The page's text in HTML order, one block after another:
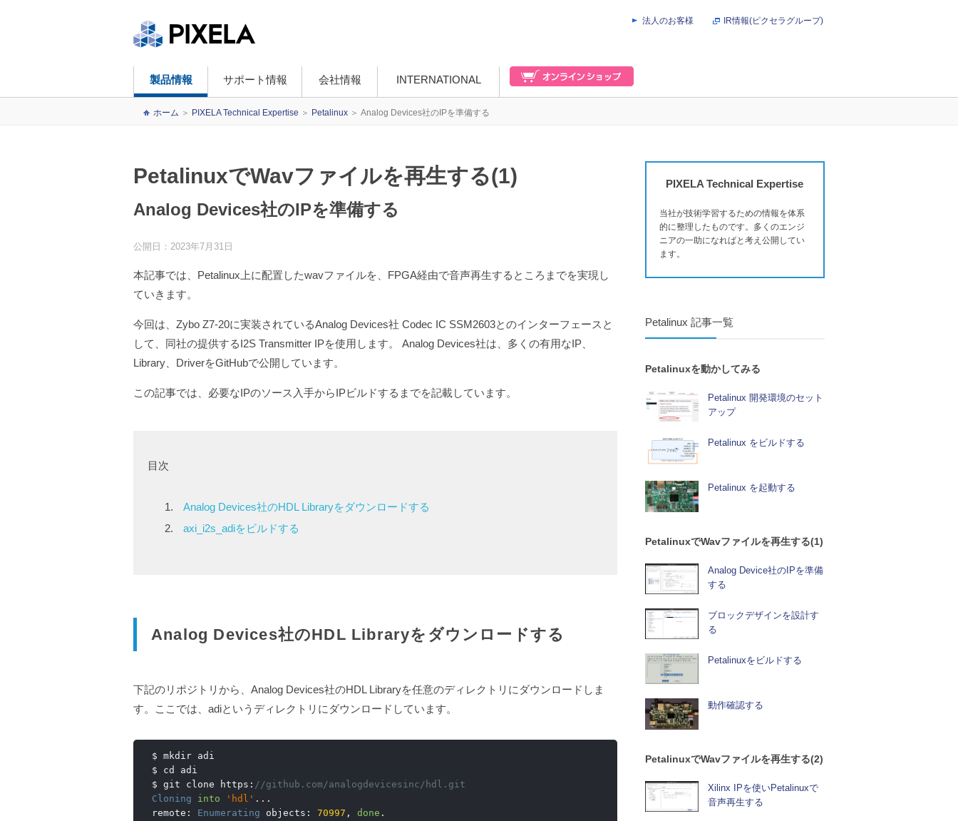
法人のお客様 IR情報(ピクセラグループ)
製品情報 サポート情報 会社情報 INTERNATIONAL
ホーム ＞ PIXELA Technical Expertise ＞ Petalinux ＞ Analog Devices社のIPを準備する
PetalinuxでWavファイルを再生する(1)
Analog Devices社のIPを準備する
公開日：2023年7月31日
本記事では、Petalinux上に配置したwavファイルを、FPGA経由で音声再生するところまでを実現し
ていきます。
今回は、Zybo Z7-20に実装されているAnalog Devices社 Codec IC SSM2603とのインターフェースと
して、同社の提供するI2S Transmitter IPを使用します。 Analog Devices社は、多くの有用なIP、
Library、DriverをGitHubで公開しています。
この記事では、必要なIPのソース入手からIPビルドするまでを記載しています。
目次
Analog Devices社のHDL Libraryをダウンロードする
axi_i2s_adiをビルドする
Analog Devices社のHDL Libraryをダウンロードする
下記のリポジトリから、Analog Devices社のHDL Libraryを任意のディレクトリにダウンロードしま
す。ここでは、adiというディレクトリにダウンロードしています。
$ mkdir adi
$ cd adi
$ git clone https : //github.com/analogdevicesinc/hdl.git
Cloning
into 'hdl' ...
remote : Enumerating objects : 70997 , done .
PIXELA Technical Expertise
当社が技術学習するための情報を体系
的に整理したものです。多くのエンジ
ニアの一助になればと考え公開してい
ます。
Petalinux 記事一覧
Petalinuxを動かしてみる
Petalinux 開発環境のセット
アップ
Petalinux をビルドする
Petalinux を起動する
PetalinuxでWavファイルを再生する(1)
Analog Device社のIPを準備
する
ブロックデザインを設計す
る
Petalinuxをビルドする
動作確認する
PetalinuxでWavファイルを再生する(2)
Xilinx IPを使いPetalinuxで
音声再生する